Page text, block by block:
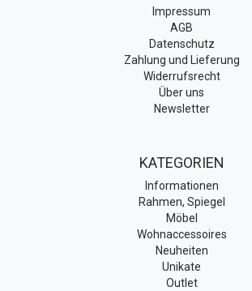
Impressum
AGB
Datenschutz
Zahlung und Lieferung
Widerrufsrecht
Über uns
Newsletter
KATEGORIEN
Informationen
Rahmen, Spiegel
Möbel
Wohnaccessoires
Neuheiten
Unikate
Outlet